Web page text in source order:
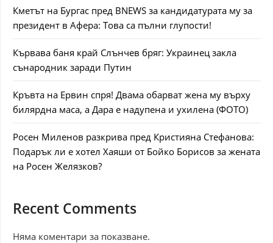
Кметът на Бургас пред BNEWS за кандидатурата му за
президент в Афера: Това са пълни глупости!
Кървава баня край Слънчев бряг: Украинец закла
сънародник заради Путин
Кръвта на Ервин спря! Двама обарват жена му върху
билярдна маса, а Дара е надупена и ухилена (ФОТО)
Росен Миленов разкрива пред Кристияна Стефанова:
Подарък ли е хотел Хаяши от Бойко Борисов за жената
на Росен Желязков?
Recent Comments
Няма коментари за показване.